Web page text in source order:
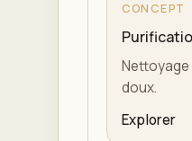
CONCEPT
Nettoyage
doux.
Explorer